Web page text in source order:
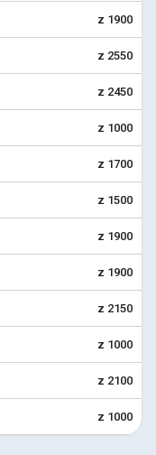
z 1900
z 2550
z 2450
z 1000
z 1700
z 1500
z 1900
z 1900
z 2150
z 1000
z 2100
z 1000